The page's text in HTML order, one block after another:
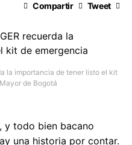
Compartir Tweet
la importancia de tener listo el kit
de Bogotá